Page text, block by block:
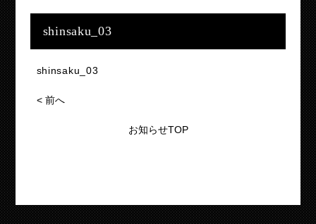
shinsaku_03
shinsaku_03
<前へ
お知らせTOP